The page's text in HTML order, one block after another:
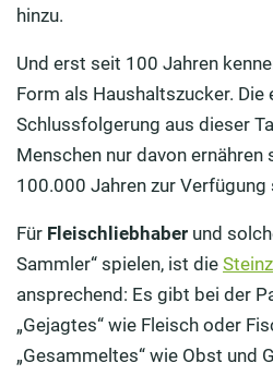
hinzu.
Und erst seit 100 Jahren
Form als Haushaltszucker. Die
Schlussfolgerung aus dieser
Menschen nur davon
100.000 Jahren zur Verfügung
Für Fleischliebhaber und
Sammler“ spielen, ist die
ansprechend: Es gibt bei der
„Gejagtes“ wie Fleisch oder
„Gesammeltes“ wie Obst und